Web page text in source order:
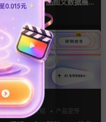
工智能SaaS产品图文数据展示
宣传视频AE模板
AE模板
AI
产品介绍 产品宣传